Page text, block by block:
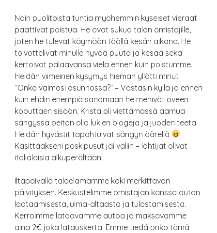
Noin puolitoista tuntia myöhemmin kyseiset vieraat
päättivät poistua. He ovat sukua talon omistajille,
joten he tulevat käymään täällä kesän aikana. He
toivottelivat minulle hyvää puuta ja kesää sekä
kertoivat palaavansa vielä ennen kuin poistumme.
Heidän viimeinen kysymys hieman yllätti minut
“Onko vaimosi asunnossa?” – Vastasin kyllä ja ennen
kuin ehdin enempiä sanomaan he menivät oveen
koputtaen sisään. Krista oli viettämässä aamua
sängyssä peiton olla lukien blogeja ja juoden teetä.
Heidän hyvästit tapahtuivat sängyn äärellä
Käsittääkseni poskipusut jäi väliin – lähtijät olivat
italialaisia alkuperältään.
Iltapäivällä taloelämämme koki merkittävän
päivityksen. Keskustelimme omistajan kanssa auton
laataamisesta, uima-altaasta ja tulostamisesta.
Kerroimme lataavamme autoa ja maksavamme
aina 2€ joka latauskerta. Emme tiedä onko tämä